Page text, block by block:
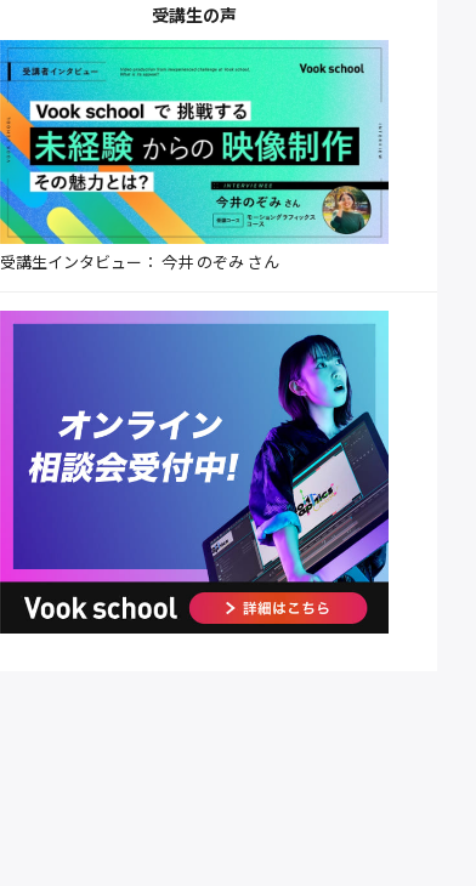
受講生の声
受講生インタビュー： 今井 のぞみ さん